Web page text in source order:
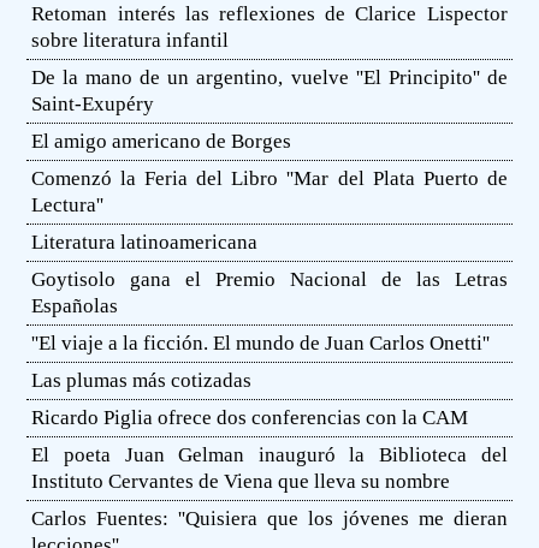
Retoman interés las reflexiones de Clarice Lispector
sobre literatura infantil
De la mano de un argentino, vuelve ''El Principito'' de
Saint-Exupéry
El amigo americano de Borges
Comenzó la Feria del Libro ''Mar del Plata Puerto de
Lectura''
Literatura latinoamericana
Goytisolo gana el Premio Nacional de las Letras
Españolas
''El viaje a la ficción. El mundo de Juan Carlos Onetti''
Las plumas más cotizadas
Ricardo Piglia ofrece dos conferencias con la CAM
El poeta Juan Gelman inauguró la Biblioteca del
Instituto Cervantes de Viena que lleva su nombre
Carlos Fuentes: ''Quisiera que los jóvenes me dieran